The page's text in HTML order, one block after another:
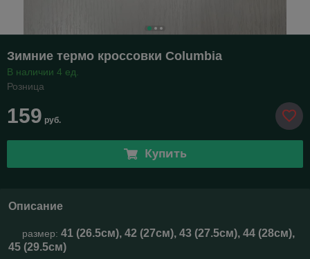
Зимние термо кроссовки Columbia
В наличии 4 ед.
Розница
159 руб.
Купить
Описание
размер: 41 (26.5см), 42 (27см), 43 (27.5см), 44 (28см),
45 (29.5см)